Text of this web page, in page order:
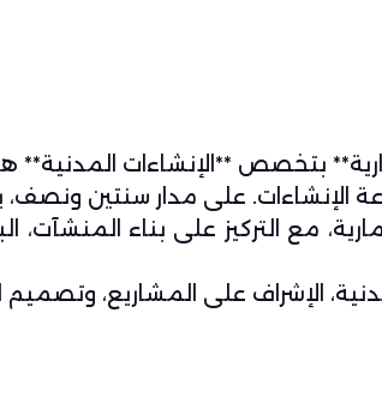
بتخصص **الإنشاءات
الإنشاءات. على مدار سنتين ونصف،
مع التركيز على بناء المنشآت،
الإشراف على المشاريع، وتصميم